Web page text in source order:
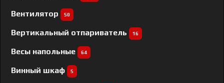
Вентилятор 50
Вертикальный отпариватель 16
Весы напольные 64
Винный шкаф 5